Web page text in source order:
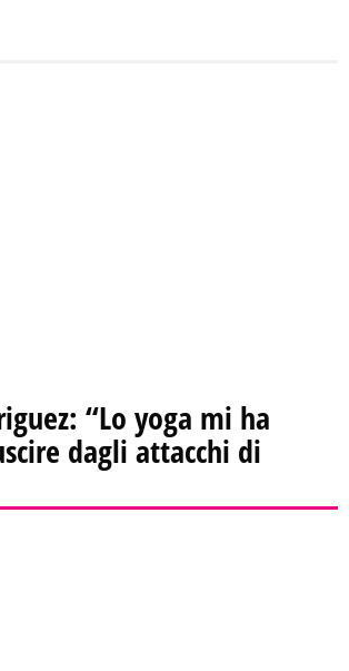
“Lo yoga mi ha
dagli attacchi di